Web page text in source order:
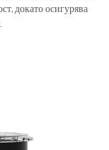
докато осигурява